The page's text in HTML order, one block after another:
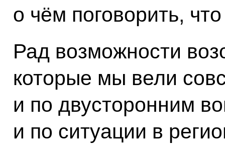
о чём поговорить,
Рад возможности
которые мы вели
и по двусторонним
и по ситуации в